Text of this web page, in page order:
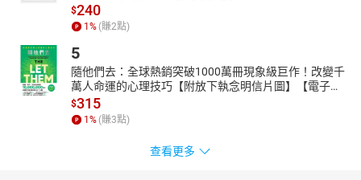
$240
1% (賺2點)
5
隨他們去：全球熱銷突破1000萬冊現象級巨作！改變千
萬人命運的心理技巧【附放下執念明信片圖】【電子
書】
$315
1% (賺3點)
查看更多